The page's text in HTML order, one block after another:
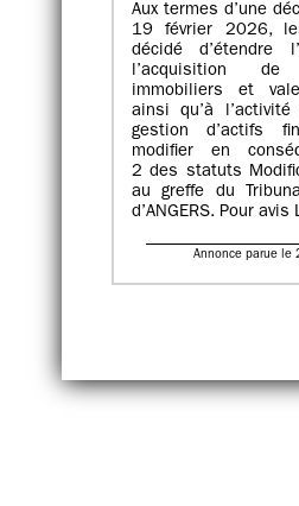
Aux termes d’une
19 février 2026,
décidé d’étendre
l’acquisition
immobiliers et
ainsi qu’à
gestion d’actifs
modifier en
2 des statuts
au greffe du
d’ANGERS. Pour avis
Annonce parue